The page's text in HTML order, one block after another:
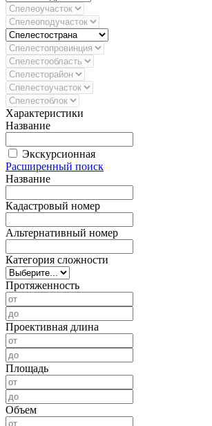
Характеристики
Название
Экскурсионная
Расширенный поиск
Название
Кадастровый номер
Альтернативный номер
Категория сложности
Протяженность
Проективная длина
Площадь
Объем